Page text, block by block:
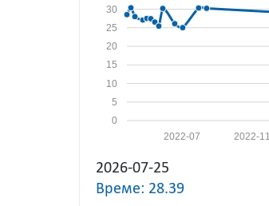
0
5
10
15
20
25
30
2022-11
2022-07
2026-07-25
Време: 28.39